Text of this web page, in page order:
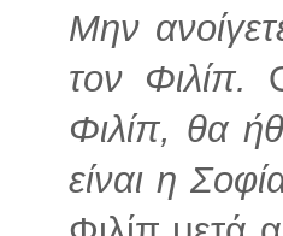
Μην
τον Φιλίπ.
Φιλίπ, θα
είναι η